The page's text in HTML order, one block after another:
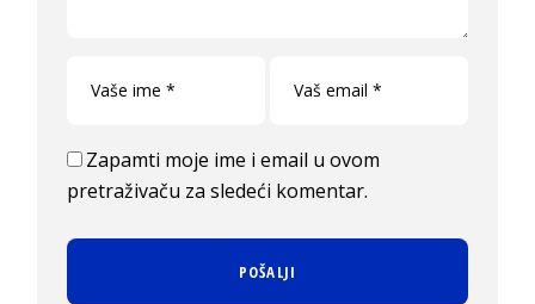
Zapamti moje ime i email u ovom
pretraživaču za sledeći komentar.